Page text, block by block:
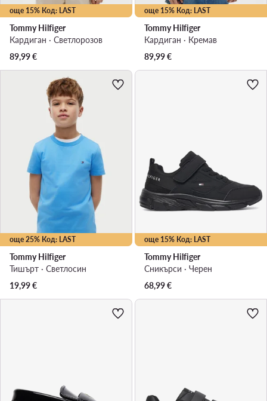
още 15% Код: LAST
Tommy Hilfiger
Кардиган · Светлорозов
89,99€
още 15% Код: LAST
Tommy Hilfiger
Кардиган · Кремав
89,99€
още 25% Код: LAST
Tommy Hilfiger
Тишърт · Светлосин
19,99€
още 15% Код: LAST
Tommy Hilfiger
Сникърси · Черен
68,99€